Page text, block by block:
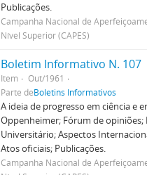
Publicações.
Campanha Nacional de
Nível Superior (CAPES)
Boletim Informativo N. 107
Item
Out/1961
Parte deBoletins Informativos
A ideia de progresso em ciência e
Oppenheimer; Fórum de
Universitário; Aspectos
Atos oficiais; Publicações.
Campanha Nacional de